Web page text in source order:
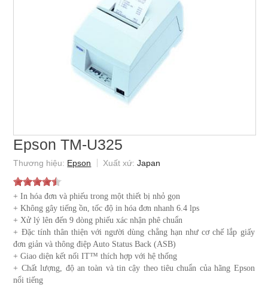
Epson TM-U325
Epson Japan
+ In hóa đơn và phiếu trong một thiết bị nhỏ gọn
+ Không gây tiếng ồn, tốc độ in hóa đơn nhanh 6.4 lps
+ Xử lý lên đến 9 dòng phiếu xác nhận phê chuẩn
+ Đặc tính thân thiện với người dùng chẳng hạn như cơ chế lắp giấy
đơn giản và thông điệp Auto Status Back (ASB)
+ Giao diện kết nối IT™ thích hợp với hệ thống
+ Chất lượng, độ an toàn và tin cậy theo tiêu chuẩn của hãng Epson
nổi tiếng